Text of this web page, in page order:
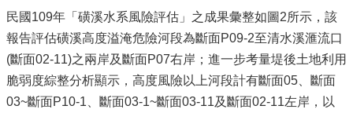
民國109年「磺溪水系風險評估」之成果彙整如圖2所示，該
報告評估磺溪高度溢淹危險河段為斷面P09-2至清水溪滙流口
(斷面02-11)之兩岸及斷面P07右岸；進一步考量堤後土地利用
脆弱度綜整分析顯示，高度風險以上河段計有斷面05、斷面
03~斷面P10-1、斷面03-1~斷面03-11及斷面02-11左岸，以